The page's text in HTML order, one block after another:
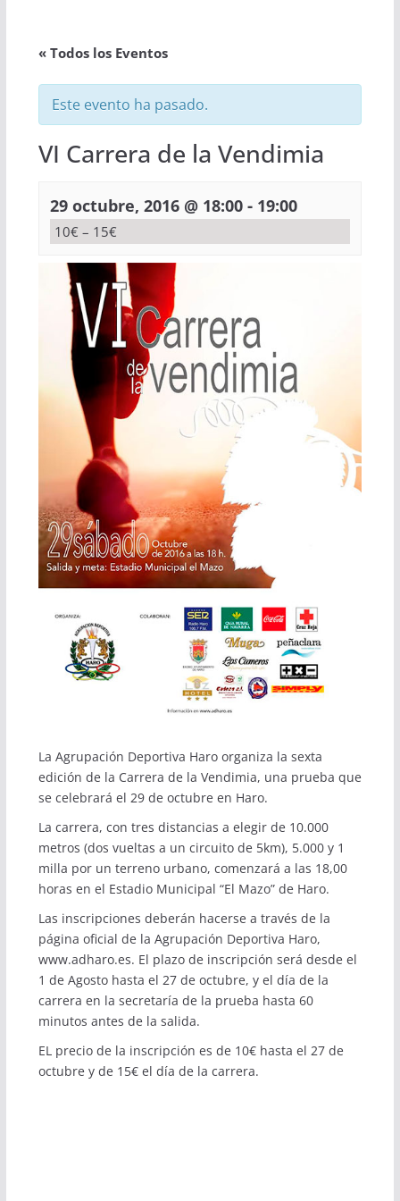
« Todos los Eventos
Este evento ha pasado.
VI Carrera de la Vendimia
29 octubre, 2016 @ 18:00- 19:00
10€ – 15€
La Agrupación Deportiva Haro organiza la sexta
edición de la Carrera de la Vendimia, una prueba que
se celebrará el 29 de octubre en Haro.
La carrera, con tres distancias a elegir de 10.000
metros (dos vueltas a un circuito de 5km), 5.000 y 1
milla por un terreno urbano, comenzará a las 18,00
horas en el Estadio Municipal “El Mazo” de Haro.
Las inscripciones deberán hacerse a través de la
página oficial de la Agrupación Deportiva Haro,
www.adharo.es. El plazo de inscripción será desde el
1 de Agosto hasta el 27 de octubre, y el día de la
carrera en la secretaría de la prueba hasta 60
minutos antes de la salida.
EL precio de la inscripción es de 10€ hasta el 27 de
octubre y de 15€ el día de la carrera.